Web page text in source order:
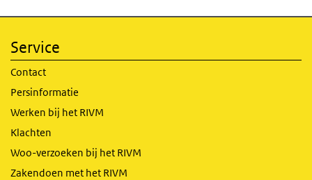
Service
Contact
Persinformatie
Werken bij het RIVM
Klachten
Woo-verzoeken bij het RIVM
Zakendoen met het RIVM